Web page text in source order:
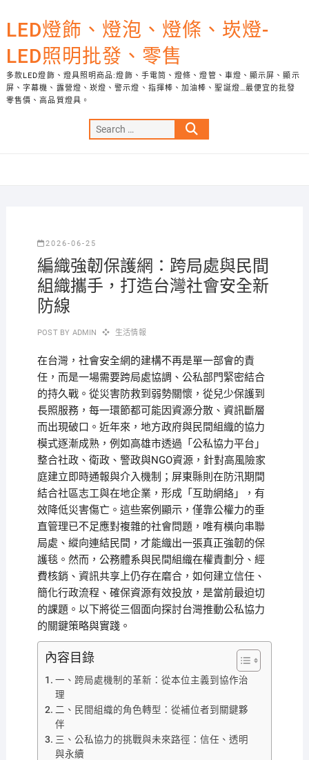
to
content
LED燈飾、燈泡、燈條、崁燈-
LED照明批發、零售
多款LED燈飾、燈具照明商品:燈飾、手電筒、燈條、燈管、車燈、顯示屏、顯示
屏、字幕機、露營燈、崁燈、警示燈、指揮棒、加油棒、聖誕燈…最便宜的批發
零售價、高品質燈具。
Search
…
2026-06-25
編織強韌保護網：跨局處與民間
組織攜手，打造台灣社會安全新
防線
POST BY ADMIN 生活情報
在台灣，社會安全網的建構不再是單一部會的責
任，而是一場需要跨局處協調、公私部門緊密結合
的持久戰。從災害防救到弱勢關懷，從兒少保護到
長照服務，每一環節都可能因資源分散、資訊斷層
而出現破口。近年來，地方政府與民間組織的協力
模式逐漸成熟，例如高雄市透過「公私協力平台」
整合社政、衛政、警政與NGO資源，針對高風險家
庭建立即時通報與介入機制；屏東縣則在防汛期間
結合社區志工與在地企業，形成「互助網絡」，有
效降低災害傷亡。這些案例顯示，僅靠公權力的垂
直管理已不足應對複雜的社會問題，唯有橫向串聯
局處、縱向連結民間，才能織出一張真正強韌的保
護毯。然而，公務體系與民間組織在權責劃分、經
費核銷、資訊共享上仍存在磨合，如何建立信任、
簡化行政流程、確保資源有效投放，是當前最迫切
的課題。以下將從三個面向探討台灣推動公私協力
的關鍵策略與實踐。
內容目錄
一、跨局處機制的革新：從本位主義到協作治
理
二、民間組織的角色轉型：從補位者到關鍵夥
伴
三、公私協力的挑戰與未來路徑：信任、透明
與永續